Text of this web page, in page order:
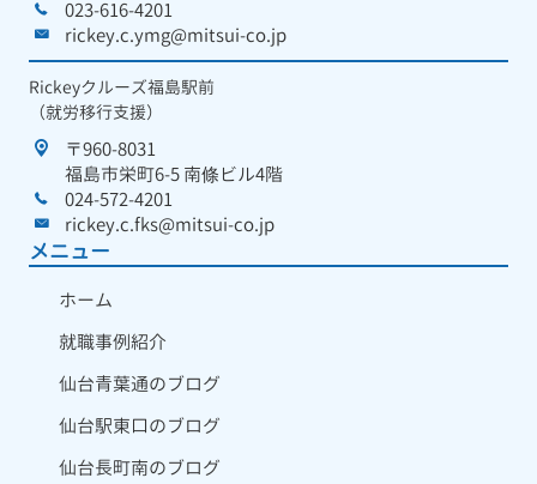
023-616-4201
rickey.c.ymg@mitsui-co.jp
Rickeyクルーズ福島駅前
（就労移行支援）
〒960-8031
福島市栄町6-5 南條ビル4階
024-572-4201
rickey.c.fks@mitsui-co.jp
メニュー
ホーム
就職事例紹介
仙台青葉通のブログ
仙台駅東口のブログ
仙台長町南のブログ